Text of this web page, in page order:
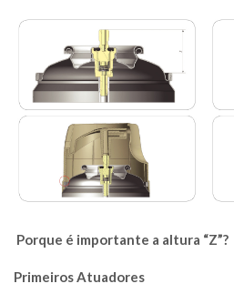
Porque é importante a altura “Z”?
Primeiros Atuadores